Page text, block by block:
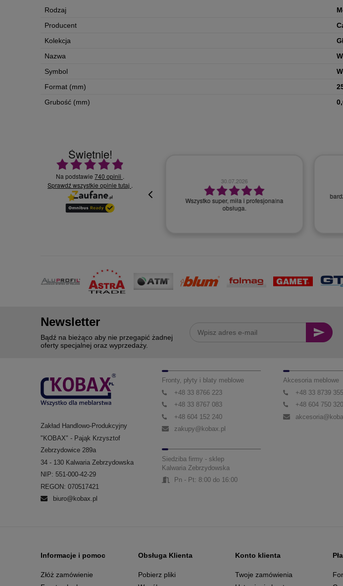
Rodzaj
Producent
Kolekcja
Nazwa
Symbol
Format (mm)
Grubość (mm)
Świetnie!
Ocena średnia 4.9 na 5
Na podstawie 740 opinii .
Sprawdź wszystkie opinie tutaj .
30.07.2026
oki
30.07.2026
Wszystko super, miła i profesjonalna
obsługa.
Newsletter
Bądź na bieżąco aby nie przegapić żadnej
oferty specjalnej oraz wyprzedaży.
Zakład Handlowo-Produkcyjny
"KOBAX" - Pająk Krzysztof
Zebrzydowice 289a
34 - 130 Kalwaria Zebrzydowska
NIP: 551-000-42-29
REGON: 070517421
biuro@kobax.pl
Fronty, płyty i blaty meblowe
+48 33 8766 223
+48 33 8767 083
+48 604 152 240
zakupy@kobax.pl
Siedziba firmy - sklep
Kalwaria Zebrzydowska
Pn - Pt: 8:00 do 16:00
Akcesoria meblowe
+48 33 8739 355
+48 604 750 320
Informacje i pomoc
Złóż zamówienie
Obsługa Klienta
Pobierz pliki
Konto klienta
Twoje zamówienia